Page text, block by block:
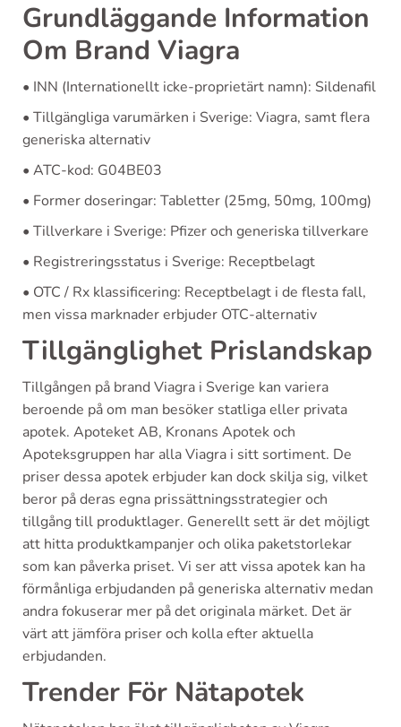
Grundläggande Information
Om Brand Viagra
• INN (Internationellt icke-proprietärt namn): Sildenafil
• Tillgängliga varumärken i Sverige: Viagra, samt flera
generiska alternativ
• ATC-kod: G04BE03
• Former doseringar: Tabletter (25mg, 50mg, 100mg)
• Tillverkare i Sverige: Pfizer och generiska tillverkare
• Registreringsstatus i Sverige: Receptbelagt
• OTC / Rx klassificering: Receptbelagt i de flesta fall,
men vissa marknader erbjuder OTC-alternativ
Tillgänglighet Prislandskap
Tillgången på brand Viagra i Sverige kan variera
beroende på om man besöker statliga eller privata
apotek. Apoteket AB, Kronans Apotek och
Apoteksgruppen har alla Viagra i sitt sortiment. De
priser dessa apotek erbjuder kan dock skilja sig, vilket
beror på deras egna prissättningsstrategier och
tillgång till produktlager. Generellt sett är det möjligt
att hitta produktkampanjer och olika paketstorlekar
som kan påverka priset. Vi ser att vissa apotek kan ha
förmånliga erbjudanden på generiska alternativ medan
andra fokuserar mer på det originala märket. Det är
värt att jämföra priser och kolla efter aktuella
erbjudanden.
Trender För Nätapotek